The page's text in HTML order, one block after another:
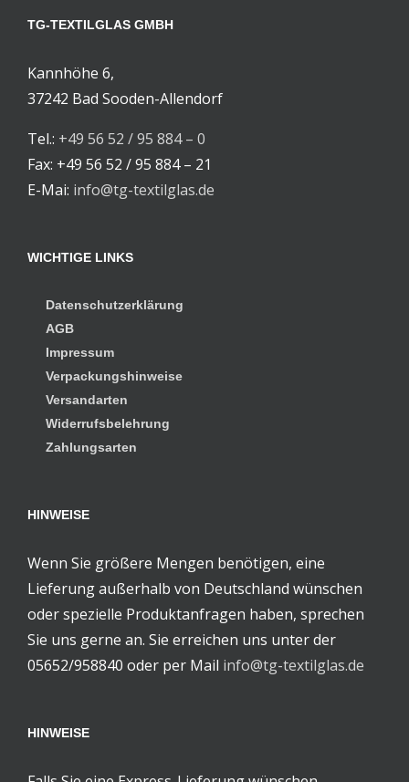
TG-TEXTILGLAS GMBH
Kannhöhe 6,
37242 Bad Sooden-Allendorf
Tel.: +49 56 52 / 95 884 – 0
Fax: +49 56 52 / 95 884 – 21
E-Mai: info@tg-textilglas.de
WICHTIGE LINKS
Datenschutzerklärung
AGB
Impressum
Verpackungshinweise
Versandarten
Widerrufsbelehrung
Zahlungsarten
HINWEISE
Wenn Sie größere Mengen benötigen, eine
Lieferung außerhalb von Deutschland wünschen
oder spezielle Produktanfragen haben, sprechen
Sie uns gerne an. Sie erreichen uns unter der
05652/958840 oder per Mail info@tg-textilglas.de
HINWEISE